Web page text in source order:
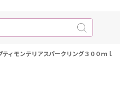
ィモンテリアスパークリング３００ｍｌ